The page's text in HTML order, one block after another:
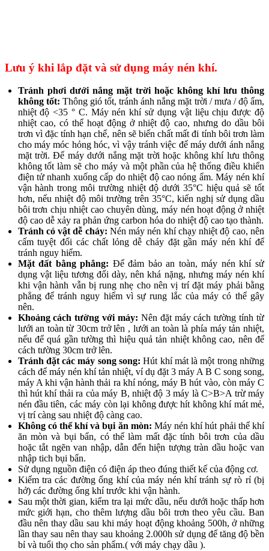
Lưu ý khi lắp đặt và sử dụng máy nén khí.
Tránh phơi dưới nắng mặt trời hoặc không khí lưu thông
không tốt: Thông gió tốt, tránh ánh nắng mặt trời / mưa / độ ẩm,
nhiệt độ <35 ° C. Máy nén khí sử dụng vật liệu chịu được độ
nhiệt cao, có thể hoạt động ở nhiệt độ cao, nhưng do dầu bôi
trơn vì đặc tính hạn chế, nên sẽ biến chất mất đi tính bôi trơn làm
cho máy móc hỏng hóc, vì vậy tránh việc để máy dưới ánh nắng
mặt trời. Để máy dưới nắng mặt trời hoặc không khí lưu thông
không tốt làm sẽ cho máy và một phần của hệ thống điều khiển
điện tử nhanh xuống cấp do nhiệt độ cao nóng ẩm. Máy nén khí
vận hành trong môi trường nhiệt độ dưới 35°C hiệu quả sẽ tốt
hơn, nếu nhiệt độ môi trường trên 35°C, kiến nghị sử dụng dầu
bôi trơn chịu nhiệt cao chuyên dùng, máy nén hoạt động ở nhiệt
độ cao dễ xảy ra phản ứng carbon hóa do nhiệt độ cao tạo thành.
Tránh có vật dễ cháy: Nén máy nén khí chạy nhiệt độ cao, nên
cấm tuyệt đối các chất lỏng dễ cháy đặt gần máy nén khí để
tránh nguy hiểm.
Mặt đất bằng phẳng: Để đảm bảo an toàn, máy nén khí sử
dụng vật liệu tương đối dày, nên khá nặng, nhưng máy nén khí
khi vận hành vẫn bị rung nhẹ cho nên vị trí đặt máy phải bằng
phẳng để tránh nguy hiểm vì sự rung lắc của máy có thể gây
nên.
Khoảng cách tường với máy: Nên đặt máy cách tường tính từ
lưới an toàn từ 30cm trở lên , lưới an toàn là phía máy tản nhiệt,
nếu để quá gần tường thì hiệu quả tản nhiệt không cao, nên để
cách tường 30cm trở lên.
Tránh đặt các máy song song: Hút khí mát là một trong những
cách để máy nén khí tản nhiệt, ví dụ đặt 3 máy A B C song song,
máy A khi vận hành thải ra khí nóng, máy B hút vào, còn máy C
thì hút khí thải ra của máy B, nhiệt độ 3 máy là C>B>A trừ máy
nén đầu tiên, các máy còn lại không được hít không khí mát mẻ,
vị trí càng sau nhiệt độ càng cao.
Không có thể khí và bụi ăn mòn: Máy nén khí hút phải thể khí
ăn mòn và bụi bẩn, có thể làm mất đặc tính bôi trơn của dầu
hoặc tắt ngẽn van nhập, dẫn đến hiện tượng tràn dầu hoặc van
nhập tich bụi bẩn.
Sử dụng nguồn điện có điện áp theo đúng thiết kế của động cơ.
Kiểm tra các đường ống khí của máy nén khí tránh sự rò rỉ (bị
hở) các đường ống khí trước khi vận hành.
Sau một thời gian, kiểm tra lại mức dầu, nếu dưới hoặc thấp hơn
mức giới hạn, cho thêm lượng dầu bôi trơn theo yêu cầu. Ban
đầu nên thay dầu sau khi máy hoạt động khoảng 500h, ở những
lần thay sau nên thay sau khoảng 2.000h sử dụng để tăng độ bền
bỉ và tuổi thọ cho sản phẩm.( với máy chạy dầu ).